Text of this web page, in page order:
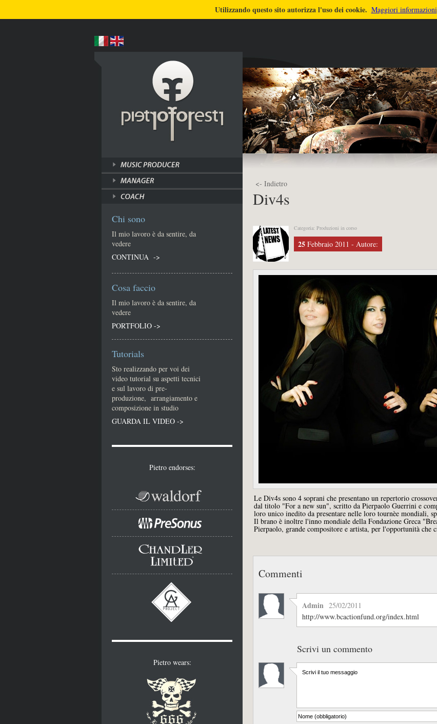
COSA FACCIO ULTIMI LAVORI TUTORIALS DICONO DI ME FOTO
<- Indietro
Div4s
Categoria: Produzioni in corso
25 Febbraio 2011 - Autore:
Le Div4s sono 4 soprani che presentano un repertorio
dal titolo "For a new sun", scritto da Pierpaolo Guerrini e
loro unico inedito da presentare nelle loro tournèe mondiali,
Il brano è inoltre l'inno mondiale della Fondazione Greca
Pierpaolo, grande compositore e artista, per l'opportunità che
Commenti
Admin 25/02/2011
http://www.bcactionfund.org/index.html
Scrivi un commento
Chi sono
Il mio lavoro è da sentire, da
vedere
CONTINUA ->
Cosa faccio
Il mio lavoro è da sentire, da
vedere
PORTFOLIO ->
Tutorials
Sto realizzando per voi dei
video tutorial su aspetti tecnici
e sul lavoro di pre-
produzione, arrangiamento e
composizione in studio
GUARDA IL VIDEO ->
Pietro endorses:
Pietro wears:
Utilizzando questo sito autorizza l'uso dei cookie. Maggiori informazioni